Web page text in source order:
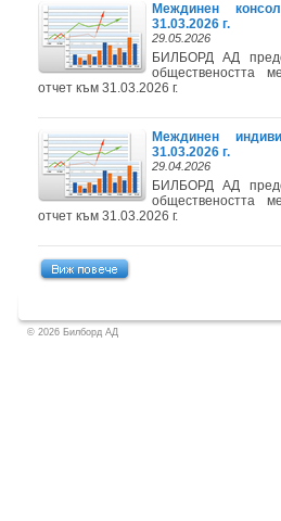
Междинен
31.03.2026 г.
29.05.2026
БИЛБОРД АД
обществеността
отчет към 31.03.2026 г.
Междинен
31.03.2026 г.
29.04.2026
БИЛБОРД АД
обществеността
отчет към 31.03.2026 г.
© 2026 Билборд АД